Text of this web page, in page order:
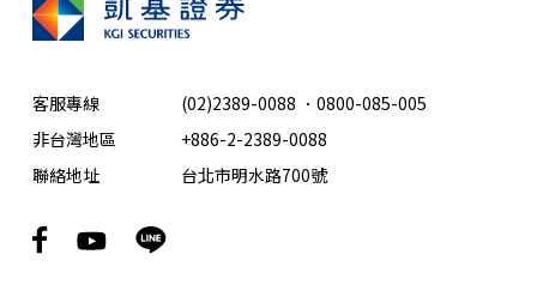
客服專線 (02)2389-0088 ． 0800-085-005
非台灣地區
+886-2-2389-0088
聯絡地址
台北市明水路700號